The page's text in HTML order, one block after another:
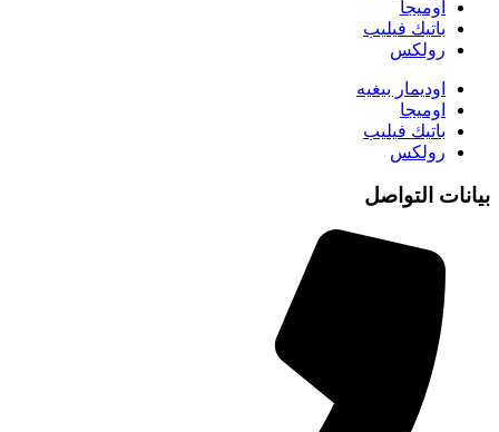
اوميجا
باتيك فيليب
رولكس
اوديمار بيغيه
اوميجا
باتيك فيليب
رولكس
بيانات التواصل